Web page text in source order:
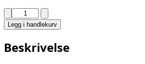
LOTUS
TOPP
4C
antall
Legg i handlekurv
Beskrivelse